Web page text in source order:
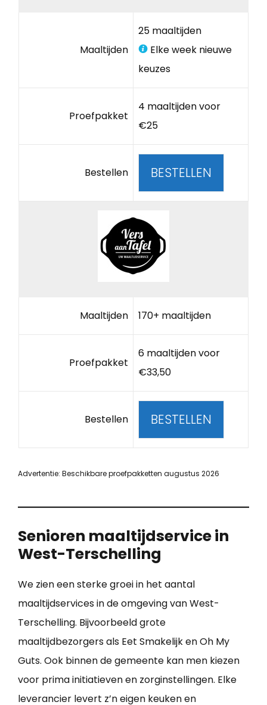
Maaltijden
25 maaltijden
Elke week nieuwe
keuzes
Proefpakket
4 maaltijden voor
€25
Bestellen BESTELLEN
Maaltijden 170+ maaltijden
Proefpakket
6 maaltijden voor
€33,50
Bestellen BESTELLEN
Advertentie: Beschikbare proefpakketten augustus 2026
Senioren maaltijdservice in
West-Terschelling
We zien een sterke groei in het aantal
maaltijdservices in de omgeving van West-
Terschelling. Bijvoorbeeld grote
maaltijdbezorgers als Eet Smakelijk en Oh My
Guts. Ook binnen de gemeente kan men kiezen
voor prima initiatieven en zorginstellingen. Elke
leverancier levert z’n eigen keuken en